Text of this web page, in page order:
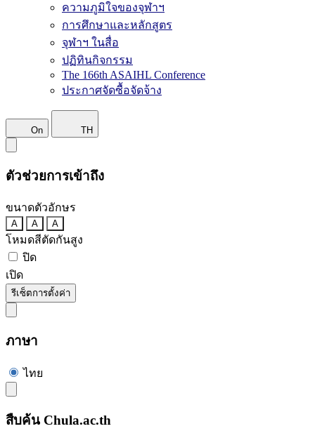
ความภูมิใจของจุฬาฯ
การศึกษาและหลักสูตร
จุฬาฯ ในสื่อ
ปฏิทินกิจกรรม
The 166th ASAIHL Conference
ประกาศจัดซื้อจัดจ้าง
On TH
ตัวช่วยการเข้าถึง
ขนาดตัวอักษร
A A A
โหมดสีตัดกันสูง
ปิด
เปิด
รีเซ็ตการตั้งค่า
ภาษา
ไทย
สืบค้น Chula.ac.th